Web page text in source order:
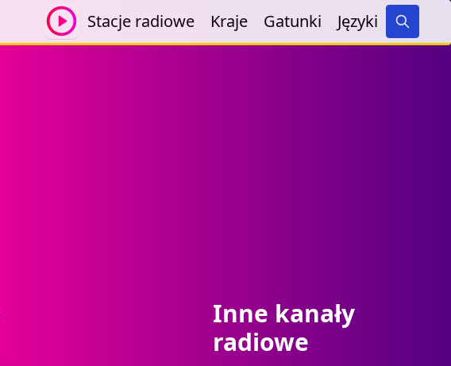
Stacje radiowe Kraje Gatunki Języki
Search
Inne kanały
radiowe